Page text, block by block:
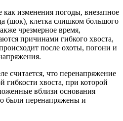
как изменения погоды, внезапное
(шок), клетка слишком большого
чрезмерное время,
причинами гибкого хвоста,
после охоты, погони и
считается, что перенапряжение
гибкости хвоста, при которой
вблизи основания
были перенапряжены и